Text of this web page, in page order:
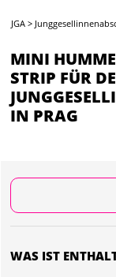
JGA >
MINI
STRIP FÜR
IN PRAG
WAS IST